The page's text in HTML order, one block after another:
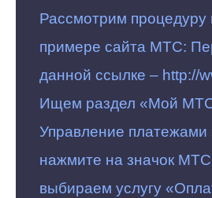
Рассмотрим процедуру
примере сайта МТС:
данной ссылке – http://
Ищем раздел «Мой
Управление платежами
нажмите на значок
выбираем услугу